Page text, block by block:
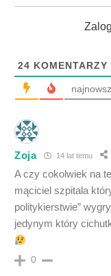
24 KOMENTARZY
Zoja 14 lat temu
A czy cokolwiek na
mąciciel szpitala
politykierstwie”
jedynym który
0